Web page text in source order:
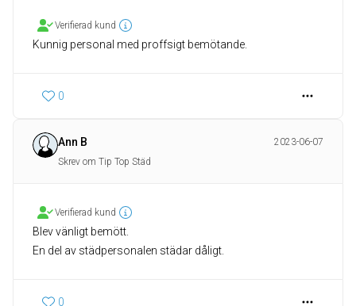
Verifierad kund
0
Ann B
2023-06-07
Skrev om Tip Top Städ
Verifierad kund
Blev vänligt bemött.
En del av städpersonalen städar dåligt.
0